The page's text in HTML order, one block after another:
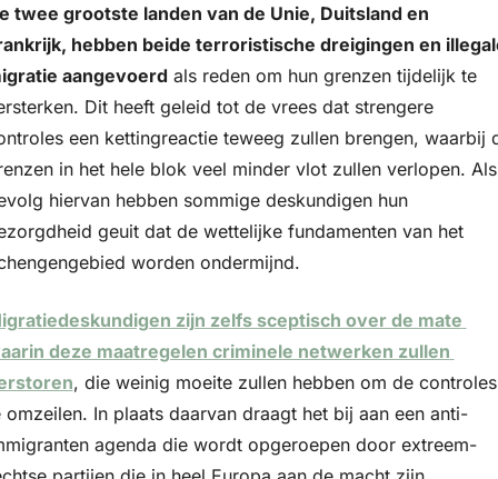
twee grootste landen van de Unie, Duitsland en
hebben beide terroristische dreigingen en
aangevoerd als reden om hun grenzen tijdelijk te
Dit heeft geleid tot de vrees dat strengere
een kettingreactie teweeg zullen brengen, waarbij
in het hele blok veel minder vlot zullen verlopen. Als
hiervan hebben sommige deskundigen hun
geuit dat de wettelijke fundamenten van het
worden ondermijnd.
zijn zelfs sceptisch over de mate
deze maatregelen criminele netwerken zullen
, die weinig moeite zullen hebben om de controles
omzeilen. In plaats daarvan draagt het bij aan een anti-
agenda die wordt opgeroepen door extreem-